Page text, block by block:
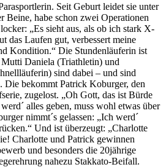
Seit Geburt leidet sie unter
Beine, habe schon zwei Operationen
„Es sieht aus, als ob ich stark X-
das Laufen gut, verbessert meine
Kondition.“ Die Stundenläuferin ist
Daniela (Triathletin) und
sind dabei – und sind
Die bekommt Patrick Koburger, den
zugelost. „Oh Gott, das ist Bürde
alles geben, muss wohl etwas über
nimmt´s gelassen: „Ich werd´
Und ist überzeugt: „Charlotte
Charlotte und Patrick gewinnen
und besonders die 20jährige
nahezu Stakkato-Beifall.